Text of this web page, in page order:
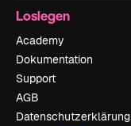
Loslegen
Academy
Dokumentation
Support
AGB
Datenschutzerklärung